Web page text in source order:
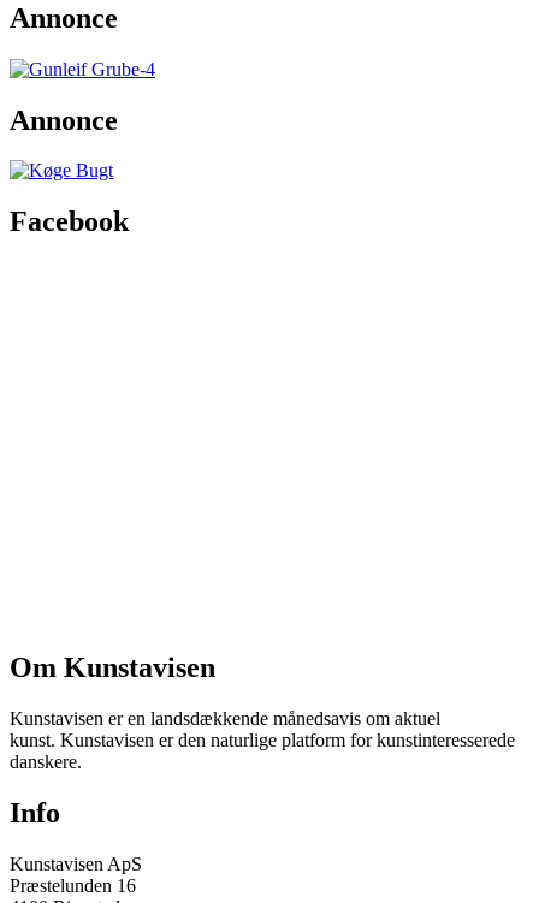
Annonce
Annonce
Facebook
Om Kunstavisen
Kunstavisen er en landsdækkende månedsavis om aktuel
kunst. Kunstavisen er den naturlige platform for kunstinteresserede
danskere.
Info
Kunstavisen ApS
Præstelunden 16